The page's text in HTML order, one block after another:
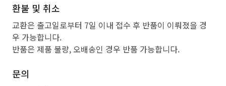
환불 및 취소
교환은 출고일로부터 7일 이내 접수 후 반품이 이뤄졌을 경
우 가능합니다.
반품은 제품 불량, 오배송인 경우 반품 가능합니다.
문의